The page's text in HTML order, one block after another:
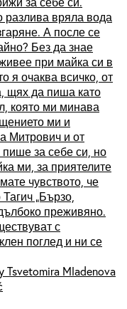
разлива вряла вода
А после се
Без да знае
при майка си в
я очаква всичко, от
щях да пиша като
която ми минава
ми и
Митрович и от
пише за себе си, но
ми, за приятелите
чувството, че
„Бързо,
преживяно.
с
поглед и ни се
Tsvetomira Mladenova